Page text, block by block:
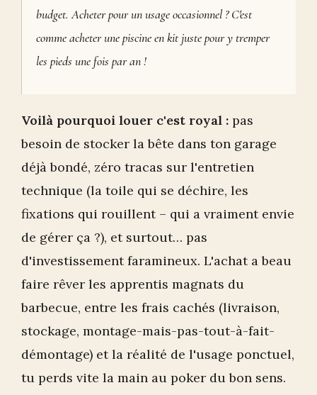
budget. Acheter pour un usage occasionnel ? C'est
comme acheter une piscine en kit juste pour y tremper
les pieds une fois par an !
Voilà pourquoi louer c'est royal : pas
besoin de stocker la bête dans ton garage
déjà bondé, zéro tracas sur l'entretien
technique (la toile qui se déchire, les
fixations qui rouillent – qui a vraiment envie
de gérer ça ?), et surtout… pas
d'investissement faramineux. L'achat a beau
faire rêver les apprentis magnats du
barbecue, entre les frais cachés (livraison,
stockage, montage-mais-pas-tout-à-fait-
démontage) et la réalité de l'usage ponctuel,
tu perds vite la main au poker du bon sens.